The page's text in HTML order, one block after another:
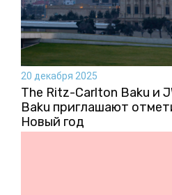
20 декабря 2025
The Ritz-Carlton Baku и
Baku приглашают
Новый год